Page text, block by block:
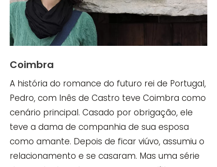
Coimbra
A história do romance do futuro rei de Portugal,
Pedro, com Inês de Castro teve Coimbra como
cenário principal. Casado por obrigação, ele
teve a dama de companhia de sua esposa
como amante. Depois de ficar viúvo, assumiu o
relacionamento e se casaram. Mas uma série